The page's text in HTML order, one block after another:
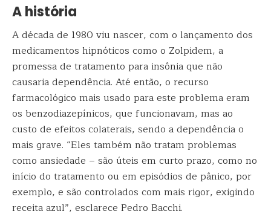
A história
A década de 1980 viu nascer, com o lançamento dos
medicamentos hipnóticos como o Zolpidem, a
promessa de tratamento para insônia que não
causaria dependência. Até então, o recurso
farmacológico mais usado para este problema eram
os benzodiazepínicos, que funcionavam, mas ao
custo de efeitos colaterais, sendo a dependência o
mais grave. “Eles também não tratam problemas
como ansiedade – são úteis em curto prazo, como no
início do tratamento ou em episódios de pânico, por
exemplo, e são controlados com mais rigor, exigindo
receita azul”, esclarece Pedro Bacchi.